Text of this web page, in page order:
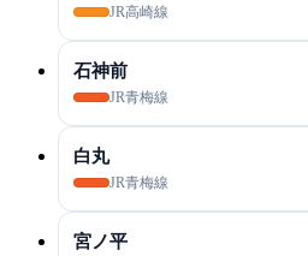
JR高崎線
石神前
JR青梅線
白丸
JR青梅線
宮ノ平